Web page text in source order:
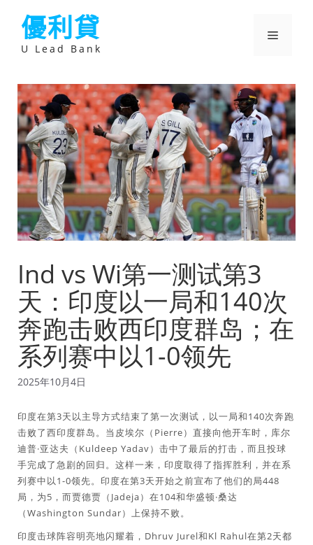
優利貸
U Lead Bank
選
Ind vs Wi第一测试第3
天：印度以一局和140次
奔跑击败西印度群岛；在
系列赛中以1-0领先
2025年10月4日
印度在第3天以主导方式结束了第一次测试，以一局和140次奔跑
击败了西印度群岛。当皮埃尔（Pierre）直接向他开车时，库尔
迪普·亚达夫（Kuldeep Yadav）击中了最后的打击，而且投球
手完成了急剧的回归。这样一来，印度取得了指挥胜利，并在系
列赛中以1-0领先。印度在第3天开始之前宣布了他们的局448
局，为5，而贾德贾（Jadeja）在104和华盛顿·桑达
（Washington Sundar）上保持不败。
印度击球阵容明亮地闪耀着，Dhruv Jurel和Kl Rahul在第2天都